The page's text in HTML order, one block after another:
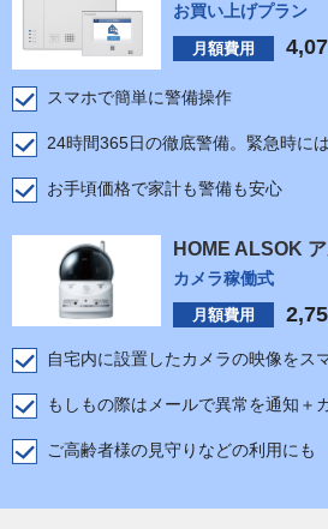
お買い上げプラン
月額費用
スマホで簡単に警備操作
24時間365日の徹底警備。緊急時に
お手頃価格で家計も警備も安心
HOME ALSOK
カメラ稼働式
月額費用
自宅内に設置したカメラの映像をス
もしもの際はメールで異常を通知＋
ご高齢者様の見守りなどの利用にも